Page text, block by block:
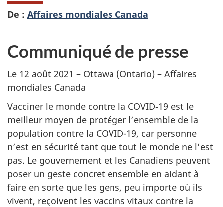
De : Affaires mondiales Canada
Communiqué de presse
Le 12 août 2021 – Ottawa (Ontario) – Affaires
mondiales Canada
Vacciner le monde contre la COVID‑19 est le
meilleur moyen de protéger l’ensemble de la
population contre la COVID-19, car personne
n’est en sécurité tant que tout le monde ne l’est
pas. Le gouvernement et les Canadiens peuvent
poser un geste concret ensemble en aidant à
faire en sorte que les gens, peu importe où ils
vivent, reçoivent les vaccins vitaux contre la